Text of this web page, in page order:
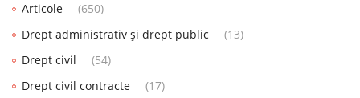
Articole
(650)
Drept administrativ și drept public
(13)
Drept civil
(54)
Drept civil contracte
(17)